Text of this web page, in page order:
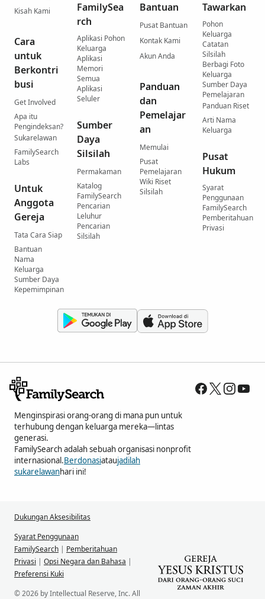
Kisah Kami
Cara
untuk
Berkontri
busi
Get Involved
Apa itu
Pengindeksan?
Sukarelawan
FamilySearch
Labs
Untuk
Anggota
Gereja
Tata Cara Siap
Bantuan
Nama
Keluarga
Sumber Daya
Kepemimpinan
FamilySea
rch
Aplikasi Pohon
Keluarga
Aplikasi
Memori
Semua
Aplikasi
Seluler
Sumber
Daya
Silsilah
Permakaman
Katalog
FamilySearch
Pencarian
Leluhur
Pencarian
Silsilah
Bantuan
Pusat Bantuan
Kontak Kami
Akun Anda
Panduan
dan
Pemelajar
an
Memulai
Pusat
Pemelajaran
Wiki Riset
Silsilah
Tawarkan
Pohon
Keluarga
Catatan
Silsilah
Berbagi Foto
Keluarga
Sumber Daya
Pemelajaran
Panduan Riset
Arti Nama
Keluarga
Pusat
Hukum
Syarat
Penggunaan
FamilySearch
Pemberitahuan
Privasi
Menginspirasi orang-orang di mana pun untuk
terhubung dengan keluarga mereka—lintas
generasi.
FamilySearch adalah sebuah organisasi nonprofit
internasional.Berdonasiataujadilah
sukarelawanhari ini!
Dukungan Aksesibilitas
Syarat Penggunaan
FamilySearch | Pemberitahuan
Privasi | Opsi Negara dan Bahasa |
Preferensi Kuki
© 2026 by Intellectual Reserve, Inc. All